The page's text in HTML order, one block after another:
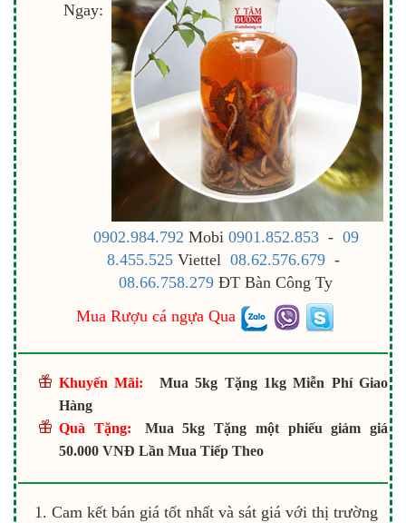
Ngay:
0902.984.792 Mobi 0901.852.853- 09
8.455.525 Viettel 08.62.576.679 -
08.66.758.279 ĐT Bàn Công Ty
Mua Rượu cá ngựa Qua
Khuyến Mãi:
Mua 5kg Tặng 1kg Miễn Phí Giao
Hàng
Quà Tặng:
Mua 5kg Tặng một phiếu giảm giá
50.000 VNĐ Lần Mua Tiếp Theo
Cam kết bán giá tốt nhất và sát giá với thị trường